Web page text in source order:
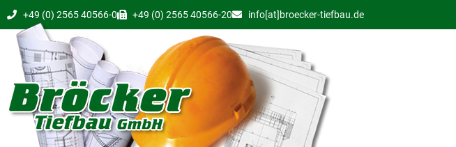
+49 (0) 2565 40566-0 +49 (0) 2565 40566-20 info[at]broecker-tiefbau.de